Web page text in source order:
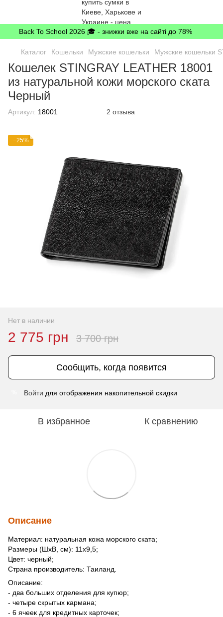
Back To School 2026 🎓 - знижки вже на сайті до 78%
Каталог Кошельки Мужские кошельки Мужские кошельки
Кошелек STINGRAY LEATHER 18001
из натуральной кожи морского ската
Черный
Артикул: 18001 2 отзыва
−25%
Нет в наличии
2 775 грн 3 700 грн
Сообщить, когда появится
Войти для отображения накопительной скидки
В избранное К сравнению
Описание
Материал: натуральная кожа морского ската;
Размеры (ШхВ, см): 11х9,5;
Цвет: черный;
Страна производитель: Таиланд.
Описание:
- два больших отделения для купюр;
- четыре скрытых кармана;
- 6 ячеек для кредитных карточек;